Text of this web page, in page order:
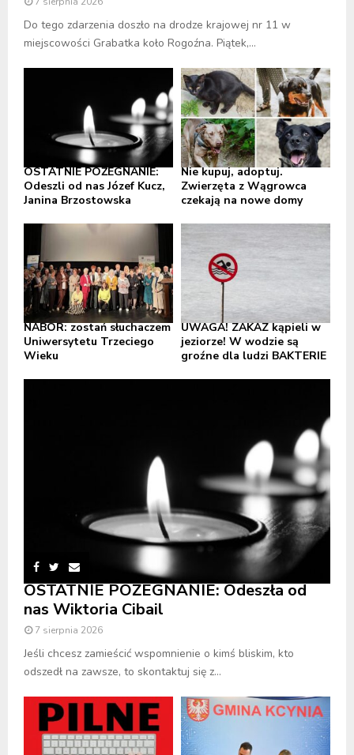
Do tego zdarzenia doszło na drodze krajowej nr 11 w
miejscowości Grabatka koło Rogoźna. Piątek,...
OSTATNIE POŻEGNANIE:
Odeszli od nas Józef Kucz,
Janina Brzostowska
Nie kupuj, adoptuj.
Zwierzęta z Wągrowca
czekają na nowe domy
NABÓR: zostań słuchaczem
Uniwersytetu Trzeciego
Wieku
UWAGA! ZAKAZ kąpieli w
jeziorze! W wodzie są
groźne dla ludzi BAKTERIE
OSTATNIE POŻEGNANIE: Odeszła od
nas Wiktoria Cibail
7 sierpnia 2026
Jeśli chcesz zamieścić wspomnienie o kimś bliskim, kto
odszedł na zawsze, to skontaktuj się z...